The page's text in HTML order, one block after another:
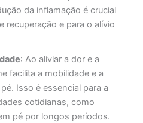
da inflamação é crucial
recuperação e para o alívio
: Ao aliviar a dor e a
facilita a mobilidade e a
Isso é essencial para a
cotidianas, como
pé por longos períodos.